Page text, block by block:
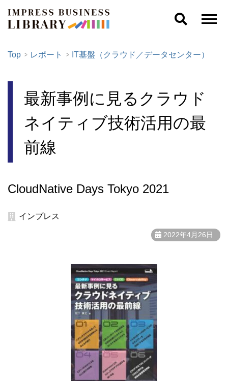
Top レポート IT基盤（クラウド／データセンター）
最新事例に見るクラウド
ネイティブ技術活用の最
前線
CloudNative Days Tokyo 2021
インプレス
2022年4月26日